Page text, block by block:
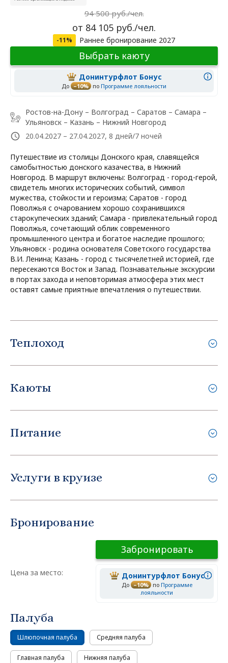
94 500 руб./чел.
от 84 105 руб./чел.
-11% Раннее бронирование 2027
Выбрать каюту
Донинтурфлот Бонус
До –10% по Программе лояльности
Ростов-на-Дону – Волгоград – Саратов – Самара –
Ульяновск – Казань – Нижний Новгород
20.04.2027 – 27.04.2027, 8 дней/7 ночей
Путешествие из столицы Донского края, славящейся
самобытностью донского казачества, в Нижний
Новгород. В маршрут включены: Волгоград - город-герой,
свидетель многих исторических событий, символ
мужества, стойкости и героизма; Саратов - город
Поволжья с очарованием хорошо сохранившихся
старокупеческих зданий; Самара - привлекательный город
Поволжья, сочетающий облик современного
промышленного центра и богатое наследие прошлого;
Ульяновск - родина основателя Советского государства
В.И. Ленина; Казань - город с тысячелетней историей, где
пересекаются Восток и Запад. Познавательные экскурсии
в портах захода и неповторимая атмосфера этих мест
оставят самые приятные впечатления о путешествии.
Теплоход
Каюты
Питание
Услуги в круизе
Бронирование
Цена за место:
Забронировать
Донинтурфлот Бонус
До –10% по Программе
лояльности
Палуба
Шлюпочная палуба Средняя палуба
Главная палуба Нижняя палуба